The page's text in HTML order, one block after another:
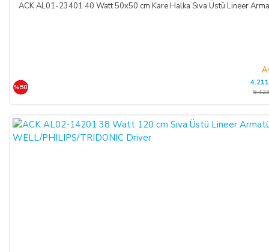
ACK AL01-23401 40 Watt 50x50 cm Kare Halka Sıva Üstü Lineer
%50